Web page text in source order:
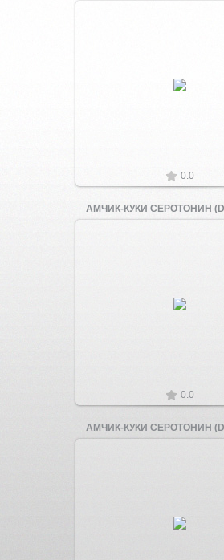
Увеличить
0.0
АМЧИК-КУКИ СЕРОТОНИН
Увеличить
0.0
АМЧИК-КУКИ СЕРОТОНИН
Увеличить